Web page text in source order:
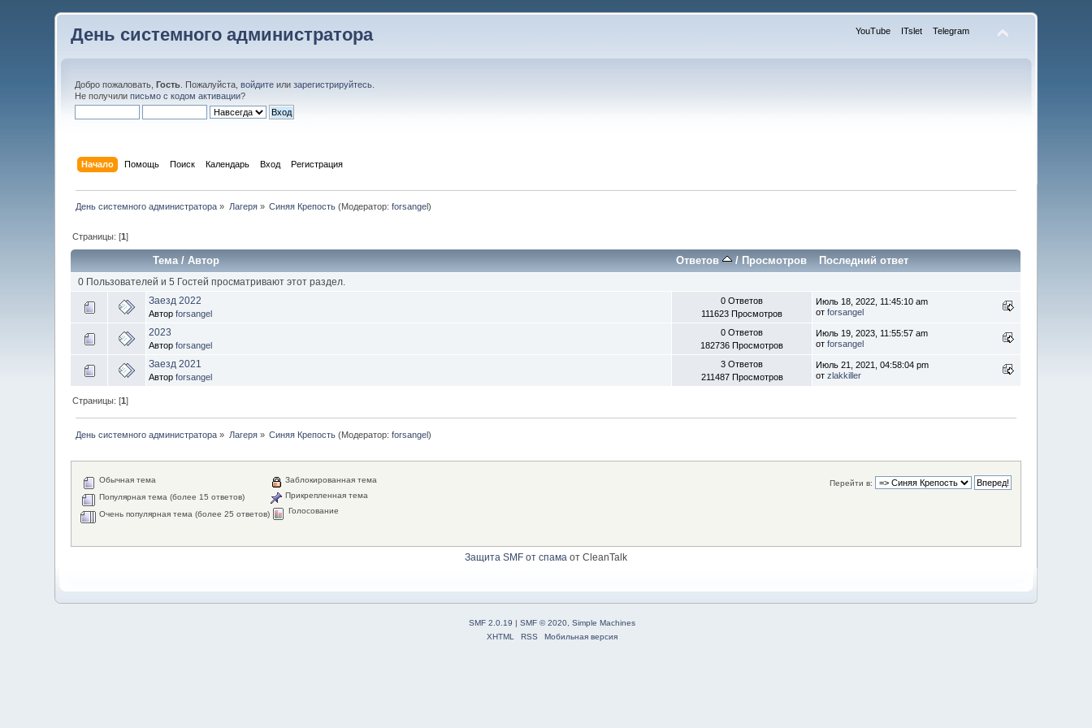
День системного администратора YouTube ITslet Telegram
Добро пожаловать,Гость . Пожалуйста,войдите илизарегистрируйтесь
Не получилиписьмо с кодом активации?
Начало Помощь Поиск Календарь Вход Регистрация
День системного администратора » Лагеря» Синяя Крепость (Модератор:forsangel)
Страницы: [1]
Тема/Автор Ответов /Просмотров Последний ответ
0 Пользователей и 5 Гостей просматривают этот раздел.
Заезд 2022
Авторforsangel
0 Ответов
111623 Просмотров
Июль 18, 2022, 11:45:10 am
отforsangel
2023
Авторforsangel
0 Ответов
182736 Просмотров
Июль 19, 2023, 11:55:57 am
отforsangel
Заезд 2021
Авторforsangel
3 Ответов
211487 Просмотров
Июль 21, 2021, 04:58:04 pm
отzlakkiller
Страницы: [1]
День системного администратора » Лагеря» Синяя Крепость (Модератор:forsangel)
Перейти в:
Обычная тема
Популярная тема (более 15 ответов)
Очень популярная тема (более 25 ответов)
Заблокированная тема
Прикрепленная тема
Голосование
Защита SMF от спама от CleanTalk
SMF 2.0.19 | SMF © 2020, Simple Machines
XHTML
RSS Мобильная версия